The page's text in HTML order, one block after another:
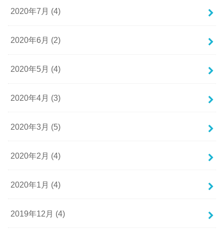
2020年7月 (4)
2020年6月 (2)
2020年5月 (4)
2020年4月 (3)
2020年3月 (5)
2020年2月 (4)
2020年1月 (4)
2019年12月 (4)